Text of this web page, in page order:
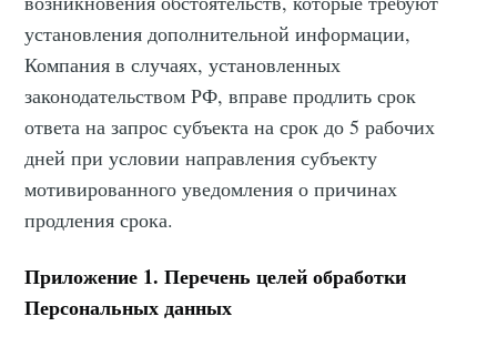
установления дополнительной информации,
Компания в случаях, установленных
законодательством РФ, вправе продлить срок
ответа на запрос субъекта на срок до 5 рабочих
дней при условии направления субъекту
мотивированного уведомления о причинах
продления срока.
Приложение 1. Перечень целей обработки
Персональных данных